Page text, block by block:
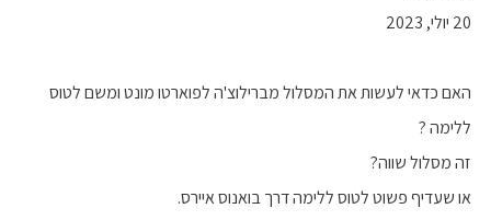
20 יולי, 2023
האם כדאי לעשות את המסלול מברילוצ'ה לפוארטו מונט ומשם לטוס
ללימה ?
זה מסלול שווה?
או שעדיף פשוט לטוס ללימה דרך בואנוס איירס.